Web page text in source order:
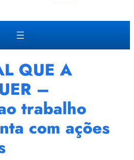
QUE A
–
trabalho
com ações